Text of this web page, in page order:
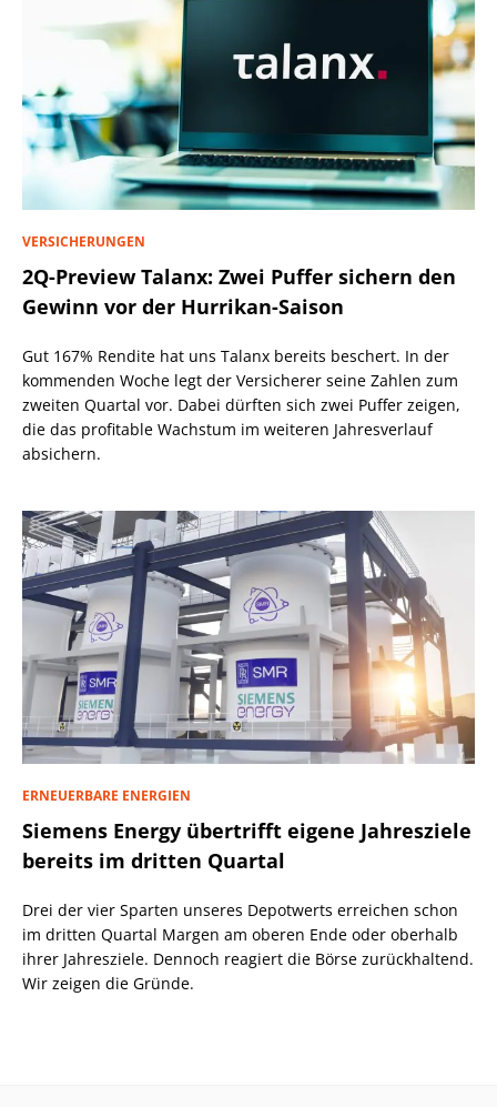
VERSICHERUNGEN
2Q-Preview Talanx: Zwei Puffer sichern den
Gewinn vor der Hurrikan-Saison
Gut 167% Rendite hat uns Talanx bereits beschert. In der
kommenden Woche legt der Versicherer seine Zahlen zum
zweiten Quartal vor. Dabei dürften sich zwei Puffer zeigen,
die das profitable Wachstum im weiteren Jahresverlauf
absichern.
ERNEUERBARE ENERGIEN
Siemens Energy übertrifft eigene Jahresziele
bereits im dritten Quartal
Drei der vier Sparten unseres Depotwerts erreichen schon
im dritten Quartal Margen am oberen Ende oder oberhalb
ihrer Jahresziele. Dennoch reagiert die Börse zurückhaltend.
Wir zeigen die Gründe.